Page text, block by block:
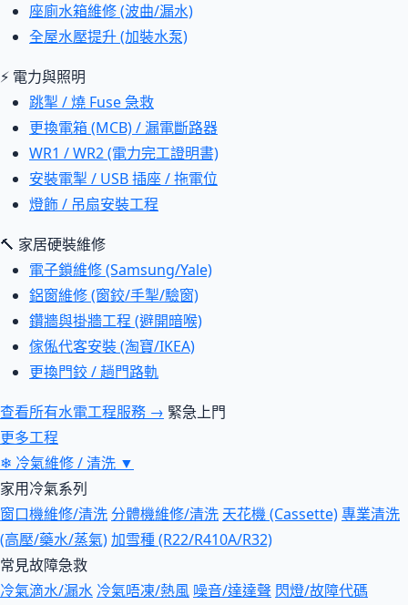
座廁水箱維修 (波曲/漏水)
全屋水壓提升 (加裝水泵)
⚡ 電力與照明
跳掣 / 燒 Fuse 急救
更換電箱 (MCB) / 漏電斷路器
WR1 / WR2 (電力完工證明書)
安裝電掣 / USB 插座 / 拖電位
燈飾 / 吊扇安裝工程
🔨 家居硬裝維修
電子鎖維修 (Samsung/Yale)
鋁窗維修 (窗鉸/手掣/驗窗)
鑽牆與掛牆工程 (避開暗喉)
傢俬代客安裝 (淘寶/IKEA)
更換門鉸 / 趟門路軌
查看所有水電工程服務 → 緊急上門
更多工程
❄ 冷氣維修 / 清洗 ▼
家用冷氣系列
窗口機維修/清洗 分體機維修/清洗 天花機 (Cassette)專業清洗
(高壓/藥水/蒸氣)加雪種 (R22/R410A/R32)
常見故障急救
冷氣滴水/漏水 冷氣唔凍/熱風 噪音/達達聲 閃燈/故障代碼